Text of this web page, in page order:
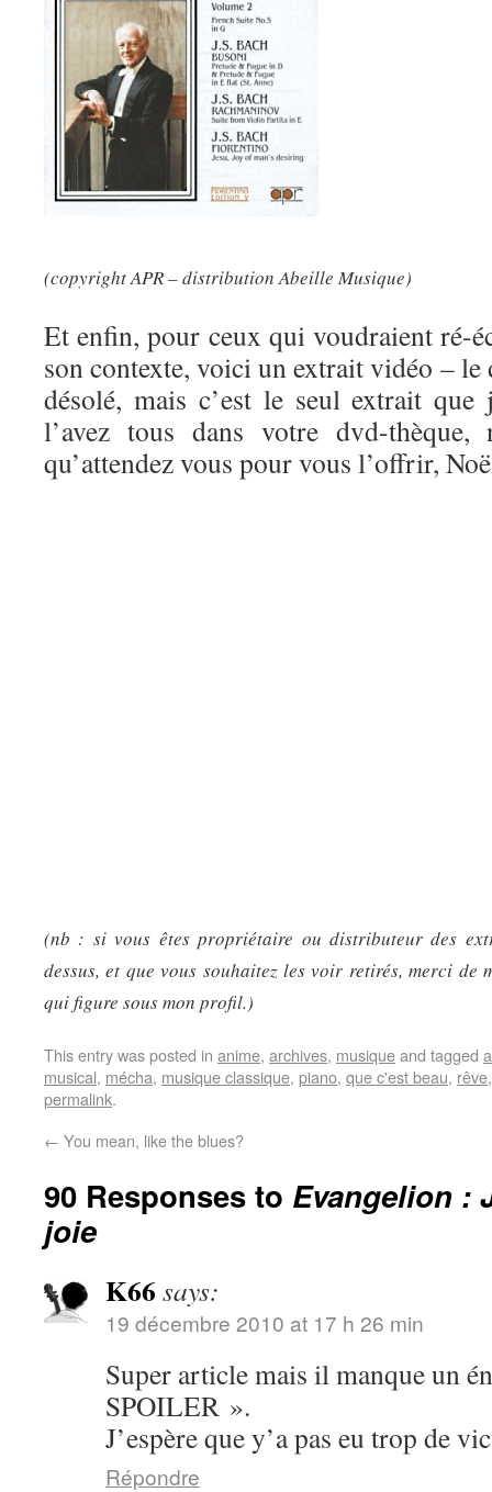
(copyright APR – distribution Abeille Musique)
Et enfin, pour ceux qui voudraient ré-
son contexte, voici un extrait vidéo – le
désolé, mais c’est le seul extrait
l’avez tous dans votre dvd-thèque,
qu’attendez vous pour vous l’offrir,
(nb : si vous êtes propriétaire ou distributeur des
dessus, et que vous souhaitez les voir retirés, merci de
qui figure sous mon profil.)
This entry was posted in anime, archives, musiqueand tagged
musical, mécha, musique classique, piano, que c'est beau, rêve
permalink.
← You mean, like the blues?
90 Responses to Evangelion :
joie
K66 says:
19 décembre 2010 at 17 h 26 min
Super article mais il manque un
SPOILER ».
J’espère que y’a pas eu trop de
Répondre